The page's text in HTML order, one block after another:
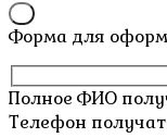
Форма для
Полное ФИО
Телефон